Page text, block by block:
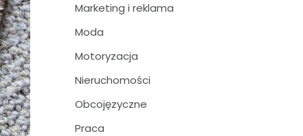
Marketing i reklama
Moda
Motoryzacja
Nieruchomości
Obcojęzyczne
Praca